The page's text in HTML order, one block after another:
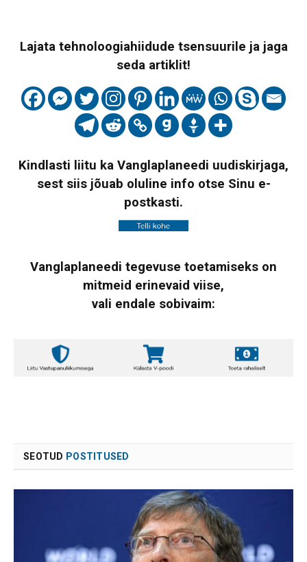
Lajata tehnoloogiahiidude tsensuurile ja jaga
seda artiklit!
Kindlasti liitu ka Vanglaplaneedi uudiskirjaga,
sest siis jõuab oluline info otse Sinu e-
postkasti.
Vanglaplaneedi tegevuse toetamiseks on
mitmeid erinevaid viise,
vali endale sobivaim:
SEOTUD POSTITUSED